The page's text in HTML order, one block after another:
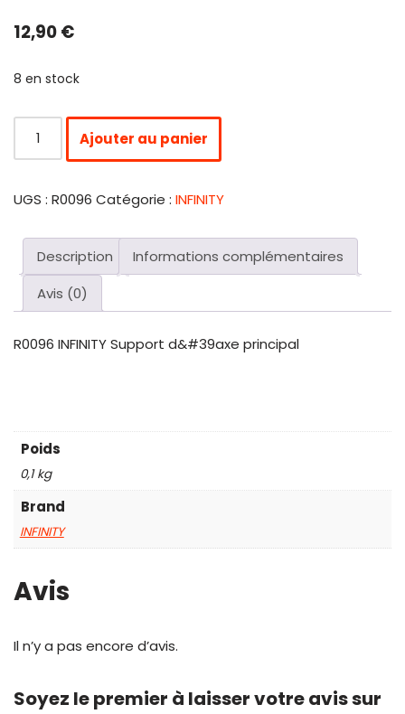
12,90€
8 en stock
Ajouter au panier
UGS : R0096 Catégorie : INFINITY
Description
Informations complémentaires
Avis (0)
R0096 INFINITY Support d&#39axe principal
Poids
0,1 kg
Brand
INFINITY
Avis
Il n’y a pas encore d’avis.
Soyez le premier à laisser votre avis sur